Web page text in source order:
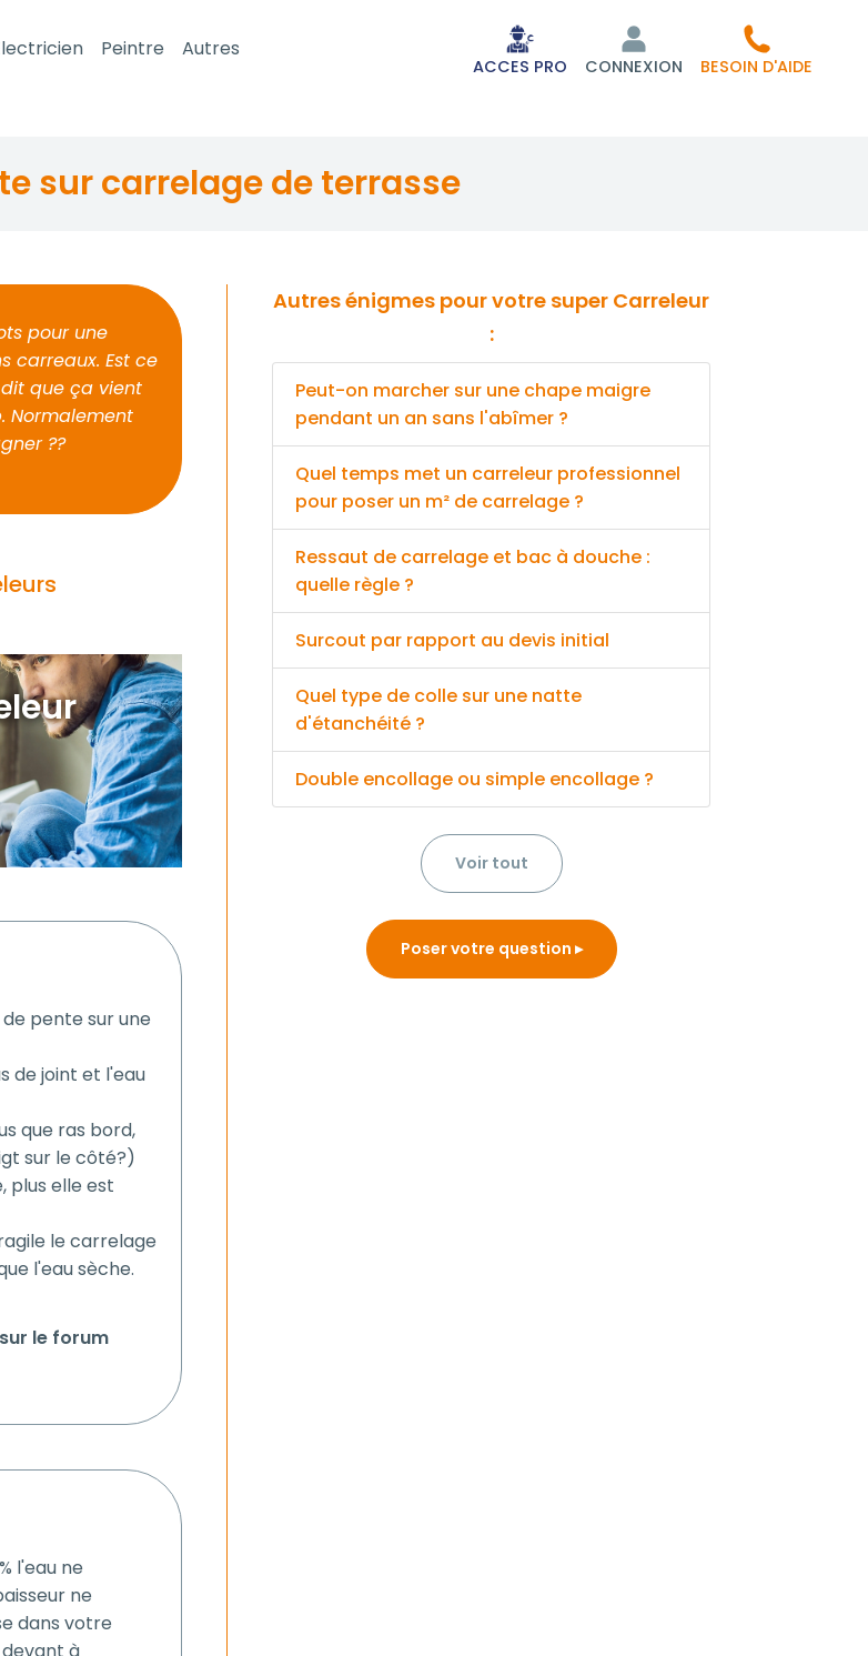
Peintre Autres
ACCES PRO CONNEXION BESOIN D'AIDE
sur carrelage de terrasse
pour une
carreaux. Est ce
que ça vient
Normalement
??
pente sur une
de joint et l'eau
que ras bord,
sur le côté?)
plus elle est
le carrelage
l'eau sèche.
le forum
l'eau ne
ne
dans votre
Autres énigmes pour votre super Carreleur
:
Peut-on marcher sur une chape maigre
pendant un an sans l'abîmer ?
Quel temps met un carreleur professionnel
pour poser un m² de carrelage ?
Ressaut de carrelage et bac à douche :
quelle règle ?
Surcout par rapport au devis initial
Quel type de colle sur une natte
d'étanchéité ?
Double encollage ou simple encollage ?
Voir tout
Poser votre question